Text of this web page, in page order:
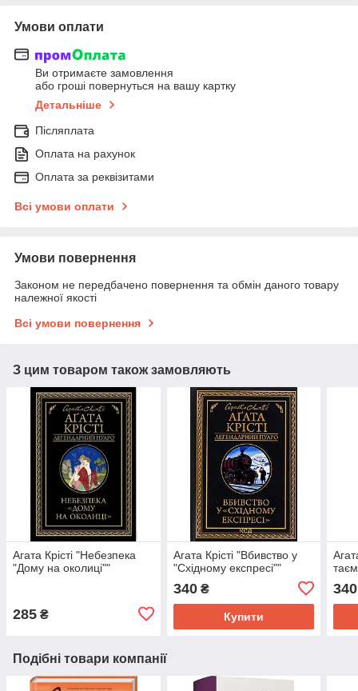
Умови оплати
Ви отримаєте замовлення
або гроші повернуться на вашу картку
Детальніше
Післяплата
Оплата на рахунок
Оплата за реквізитами
Всі умови оплати
Умови повернення
Законом не передбачено повернення та обмін даного товару
належної якості
Всі умови повернення
З цим товаром також замовляють
Агата Крісті "Небезпека
"Дому на околиці""
285 ₴
Агата Крісті "Вбивство у
"Східному експресі""
340₴
Купити
340
Подібні товари компанії